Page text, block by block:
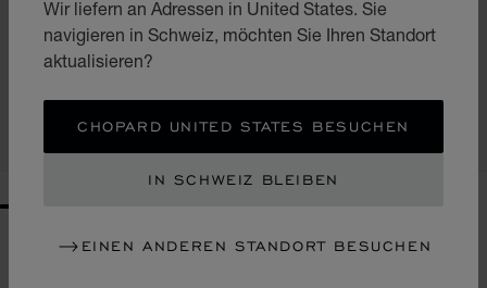
Wir liefern an Adressen in United States. Sie
navigieren in Schweiz, möchten Sie Ihren Standort
aktualisieren?
CHOPARD UNITED STATES BESUCHEN
IN SCHWEIZ BLEIBEN
EINEN ANDEREN STANDORT BESUCHEN
ZUR FOLIE GEHEN 1
ZUR FOLIE GEHEN 2
CLASSIC RACING MINI-BRIEFTASCHE
CHF 220